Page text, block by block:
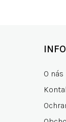
O nás